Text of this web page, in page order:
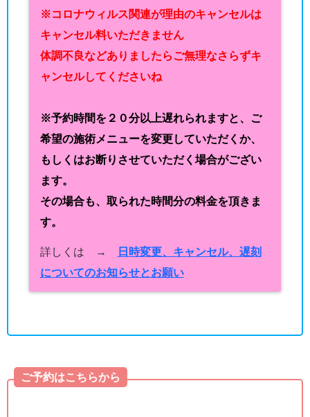
※コロナウィルス関連が理由のキャンセルは
キャンセル料いただきません
体調不良などありましたらご無理なさらずキ
ャンセルしてくださいね
※予約時間を２０分以上遅れられますと、ご
希望の施術メニューを変更していただくか、
もしくはお断りさせていただく場合がござい
ます。
その場合も、取られた時間分の料金を頂きま
す。
詳しくは →
日時変更、キャンセル、遅刻
についてのお知らせとお願い
ご予約はこちらから